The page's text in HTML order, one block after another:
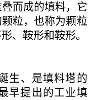
而成的填料，它
粒，也称为颗粒
、鞍形和鞍形。
、是填料塔的
早提出的工业填